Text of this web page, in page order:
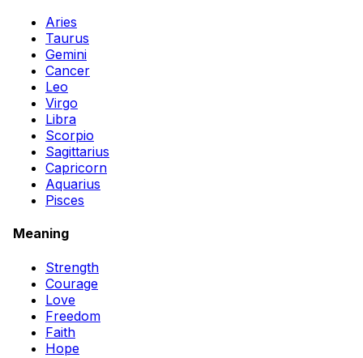
Aries
Taurus
Gemini
Cancer
Leo
Virgo
Libra
Scorpio
Sagittarius
Capricorn
Aquarius
Pisces
Meaning
Strength
Courage
Love
Freedom
Faith
Hope